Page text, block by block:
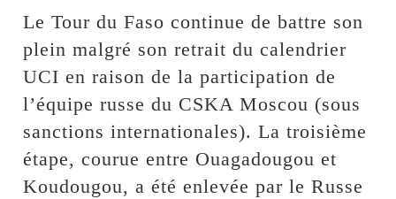
Le Tour du Faso continue de battre son
plein malgré son retrait du calendrier
UCI en raison de la participation de
l’équipe russe du CSKA Moscou (sous
sanctions internationales). La troisième
étape, courue entre Ouagadougou et
Koudougou, a été enlevée par le Russe